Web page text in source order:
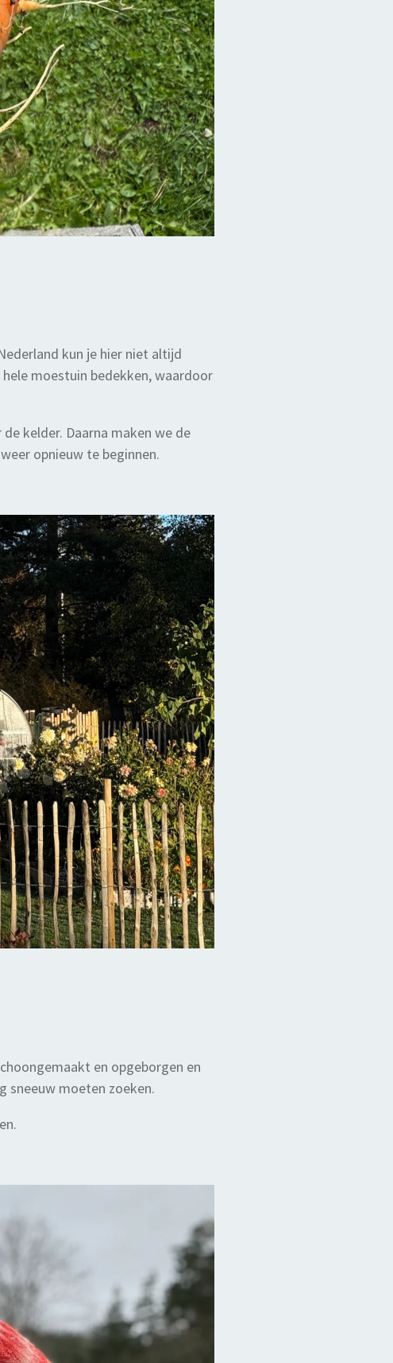
kun je hier niet altijd
moestuin bedekken, waardoor
kelder. Daarna maken we de
opnieuw te beginnen.
en opgeborgen en
sneeuw moeten zoeken.